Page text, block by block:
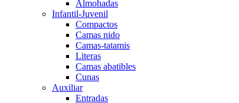
Almohadas
Infantil-Juvenil
Compactos
Camas nido
Camas-tatamis
Literas
Camas abatibles
Cunas
Auxiliar
Entradas